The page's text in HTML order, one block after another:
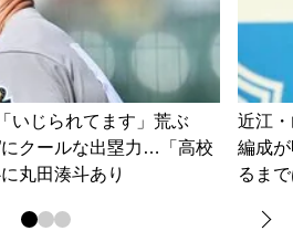
いじられてます」荒ぶ
にクールな出塁力…「高校
丸田湊斗あり
近江
編成
るま